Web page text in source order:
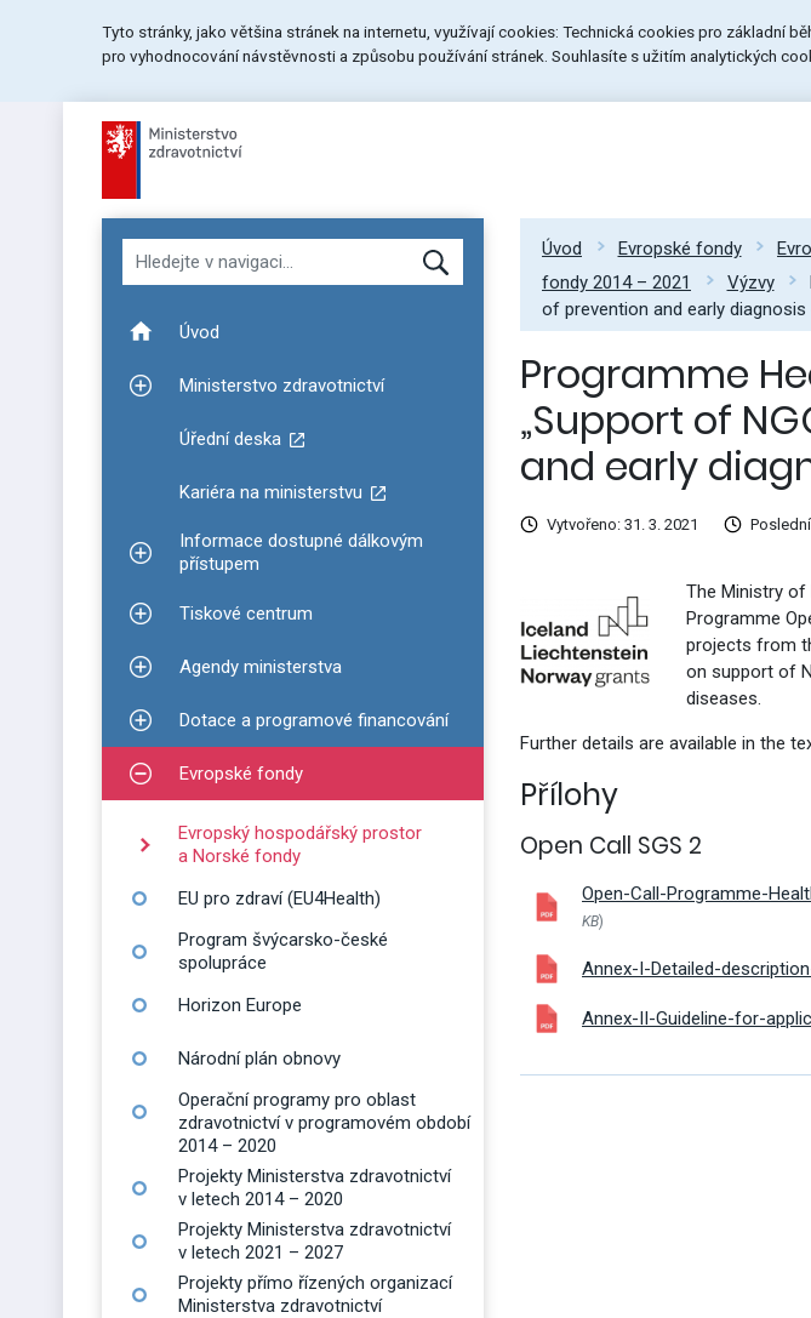
Tyto stránky, jako většina stránek na internetu, využívají cookies: Technická cookies pro základní
pro vyhodnocování návstěvnosti a způsobu používání stránek. Souhlasíte s užitím analytických
Hledat v navigaci
Úvod
Zobrazit podmenu pro Ministerstvo zdravotnictví
Ministerstvo zdravotnictví
Úřední deska
Kariéra na ministerstvu
Zobrazit podmenu pro Informace dostupné dálkovým přístupem
Informace dostupné dálkovým
přístupem
Zobrazit podmenu pro Tiskové centrum
Tiskové centrum
Zobrazit podmenu pro Agendy ministerstva
Agendy ministerstva
Zobrazit podmenu pro Dotace a programové financování
Dotace a programové financování
Zobrazit podmenu pro Evropské fondy
Evropské fondy
Evropský hospodářský prostor
a Norské fondy
EU pro zdraví (EU4Health)
Program švýcarsko-české
spolupráce
Horizon Europe
Národní plán obnovy
Operační programy pro oblast
zdravotnictví v programovém období
2014 – 2020
Projekty Ministerstva zdravotnictví
v letech 2014 – 2020
Projekty Ministerstva zdravotnictví
v letech 2021 – 2027
Projekty přímo řízených organizací
Ministerstva zdravotnictví
Úvod Evropské fondy
fondy 2014 – 2021
Výzvy
of prevention and early
Programme
„Support of
and early
Vytvořeno: 31. 3. 2021
The Ministry of
Programme
projects from
on support of
diseases.
Further details are available in the
Přílohy
Open Call SGS 2
Open-Call-Programme-
KB)
Annex-I-Detailed-
Annex-II-Guideline-for-